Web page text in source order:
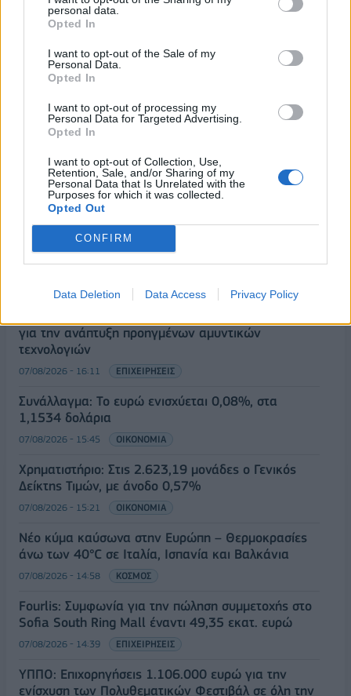
personal data.
Opted In
I want to opt-out of the Sale of my
Personal Data.
Opted In
I want to opt-out of processing my
Personal Data for Targeted Advertising.
Opted In
I want to opt-out of Collection, Use,
Retention, Sale, and/or Sharing of my
Personal Data that Is Unrelated with the
Purposes for which it was collected.
Opted Out
CONFIRM
Data Deletion Data Access Privacy Policy
Τρίτη τα σχολεία
24/01/2023 - 08:06
Φεβρουαρίου
ΡΟΗ ΕΙΔΗΣΕΩΝ
για την ανάπτυξη προηγμένων αμυντικών
τεχνολογιών
07/08/2026 - 16:11 ΕΠΙΧΕΙΡΗΣΕΙΣ
Συνάλλαγμα: Το ευρώ ενισχύεται 0,08%, στα
1,1534 δολάρια
07/08/2026 - 15:45 ΟΙΚΟΝΟΜΙΑ
Χρηματιστήριο: Στις 2.623,19 μονάδες ο Γενικός
Δείκτης Τιμών, με άνοδο 0,57%
07/08/2026 - 15:21 ΟΙΚΟΝΟΜΙΑ
Νέο κύμα καύσωνα στην Ευρώπη – Θερμοκρασίες
άνω των 40°C σε Ιταλία, Ισπανία και Βαλκάνια
07/08/2026 - 14:58 ΚΟΣΜΟΣ
Fourlis: Συμφωνία για την πώληση συμμετοχής στο
Sofia South Ring Mall έναντι 49,35 εκατ. ευρώ
07/08/2026 - 14:39 ΕΠΙΧΕΙΡΗΣΕΙΣ
ΥΠΠΟ: Επιχορηγήσεις 1.106.000 ευρώ για την
ενίσχυση των Πολυθεματικών Φεστιβάλ σε όλη την